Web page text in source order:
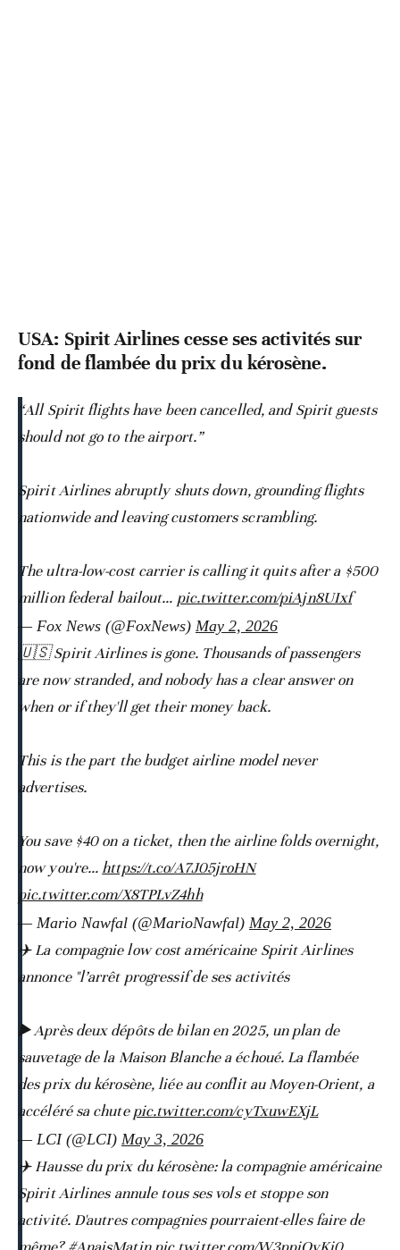
USA: Spirit Airlines cesse ses activités sur
fond de flambée du prix du kérosène.
“All Spirit flights have been cancelled, and Spirit guests
should not go to the airport.”
Spirit Airlines abruptly shuts down, grounding flights
nationwide and leaving customers scrambling.
The ultra-low-cost carrier is calling it quits after a $500
million federal bailout… pic.twitter.com/piAjn8UIxf
— Fox News (@FoxNews) May 2, 2026
🇺🇸 Spirit Airlines is gone. Thousands of passengers
are now stranded, and nobody has a clear answer on
when or if they'll get their money back.
This is the part the budget airline model never
advertises.
You save $40 on a ticket, then the airline folds overnight,
now you're…https://t.co/A7J05jroHN
pic.twitter.com/X8TPLvZ4hh
— Mario Nawfal (@MarioNawfal) May 2, 2026
✈️ La compagnie low cost américaine Spirit Airlines
annonce "l’arrêt progressif de ses activités
▶️ Après deux dépôts de bilan en 2025, un plan de
sauvetage de la Maison Blanche a échoué. La flambée
des prix du kérosène, liée au conflit au Moyen-Orient, a
accéléré sa chutepic.twitter.com/cyTxuwEXjL
— LCI (@LCI) May 3, 2026
✈️ Hausse du prix du kérosène: la compagnie américaine
Spirit Airlines annule tous ses vols et stoppe son
activité. D'autres compagnies pourraient-elles faire de